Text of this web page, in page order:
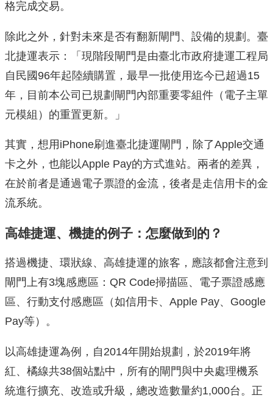
格完成交易。
除此之外，針對未來是否有翻新閘門、設備的規劃。臺
北捷運表示：「現階段閘門是由臺北市政府捷運工程局
自民國96年起陸續購置，最早一批使用迄今已超過15
年，目前本公司已規劃閘門內部重要零組件（電子主單
元模組）的重置更新。」
其實，想用iPhone刷進臺北捷運閘門，除了Apple交通
卡之外，也能以Apple Pay的方式進站。兩者的差異，
在於前者是通過電子票證的金流，後者是走信用卡的金
流系統。
高雄捷運、機捷的例子：怎麼做到的？
搭過機捷、環狀線、高雄捷運的旅客，應該都會注意到
閘門上有3塊感應區：QR Code掃描區、電子票證感應
區、行動支付感應區（如信用卡、Apple Pay、Google
Pay等）。
以高雄捷運為例，自2014年開始規劃，於2019年將
紅、橘線共38個站點中，所有的閘門與中央處理機系
統進行擴充、改造或升級，總改造數量約1,000台。正